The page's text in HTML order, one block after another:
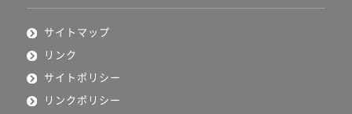
サイトマップ
リンク
サイトポリシー
リンクポリシー